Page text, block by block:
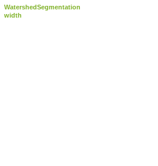
WatershedSegmentation
width